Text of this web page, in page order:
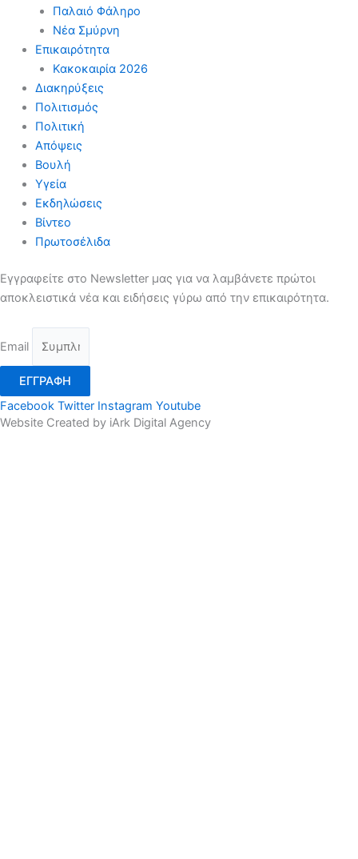
Παλαιό Φάληρο
Νέα Σμύρνη
Επικαιρότητα
Κακοκαιρία 2026
Διακηρύξεις
Πολιτισμός
Πολιτική
Απόψεις
Βουλή
Υγεία
Εκδηλώσεις
Βίντεο
Πρωτοσέλιδα
Εγγραφείτε στο Newsletter μας για να λαμβάνετε πρώτοι
αποκλειστικά νέα και ειδήσεις γύρω από την επικαιρότητα.
Email
ΕΓΓΡΑΦΗ
Facebook Twitter Instagram Youtube
Website Created by iArk Digital Agency